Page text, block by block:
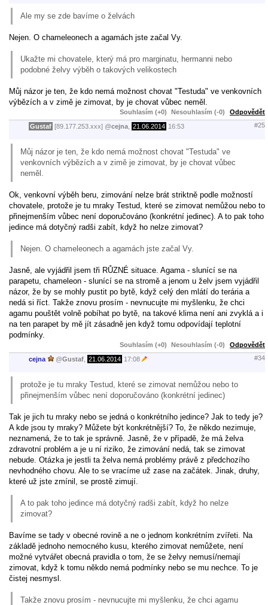
Ale my se zde bavíme o želvách
Nejen. O chameleonech a agamách jste začal Vy.
Ukažte mi chovatele, který má pro marginatu, hermanni nebo
podobné želvy výběh o takových velikostech
Můj názor je ten, že kdo nemá možnost chovat "Testuda" ve venkovních
výbězích a v zimě je zimovat, by je chovat vůbec neměl.
Souhlasím (+0) Nesouhlasím (-0) Odpovědět
Gustaf [89.177.253.xxx] @cejna 21.06.2014 16:53 #25
Můj názor je ten, že kdo nemá možnost chovat "Testuda" ve
venkovních výbězích a v zimě je zimovat, by je chovat vůbec
neměl.
Ok, venkovní výběh beru, zimování nelze brát striktně podle možností
chovatele, protože je tu mraky Testud, které se zimovat nemůžou nebo to
přinejmenším vůbec není doporučováno (konkrétní jedinec). A to pak toho
jedince má dotyčný radši zabít, když ho nelze zimovat?
Nejen. O chameleonech a agamách jste začal Vy.
Jasně, ale vyjádřil jsem tři RŮZNÉ situace. Agama - slunící se na
parapetu, chameleon - slunící se na stromě a jenom u želv jsem vyjádřil
názor, že by se mohly pustit po bytě, když celý den mlátí do terária a
nedá si říct. Takže znovu prosím - nevnucujte mi myšlenku, že chci
agamu pouštět volně pobíhat po bytě, na takové klima není ani zvyklá a i
na ten parapet by mě jít zásadně jen když tomu odpovídají teplotní
podmínky.
Souhlasím (+0) Nesouhlasím (-0) Odpovědět
cejna @Gustaf 21.06.2014 17:08 #34
protože je tu mraky Testud, které se zimovat nemůžou nebo to
přinejmenším vůbec není doporučováno (konkrétní jedinec)
Tak je jich tu mraky nebo se jedná o konkrétního jedince? Jak to tedy je?
A kde jsou ty mraky? Můžete být konkrétnější? To, že někdo nezimuje,
neznamená, že to tak je správně. Jasně, že v případě, že má želva
zdravotní problém a je u ní riziko, že zimování nedá, tak se zimovat
nebude. Otázka je jestli ta želva nemá problémy právě z předchozího
nevhodného chovu. Ale to se vracíme už zase na začátek. Jinak, druhy,
které už jste zmínil, se prostě zimují.
A to pak toho jedince má dotyčný radši zabít, když ho nelze
zimovat?
Bavíme se tady v obecné rovině a ne o jednom konkrétním zvířeti. Na
základě jednoho nemocného kusu, kterého zimovat nemůžete, není
možné vytvářet obecná pravidla o tom, že se želvy nemusí/nemají
zimovat, když k tomu někdo nemá podmínky nebo se mu nechce. To je
čistej nesmysl.
Takže znovu prosím - nevnucujte mi myšlenku, že chci agamu